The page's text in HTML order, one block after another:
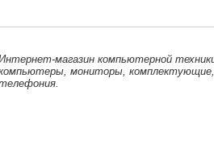
магазин компьютерной
мониторы,